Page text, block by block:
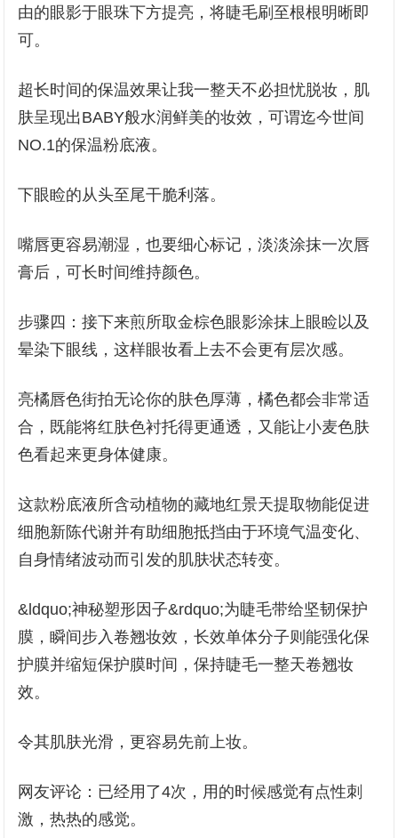
由的眼影于眼珠下方提亮，将睫毛刷至根根明晰即
可。
超长时间的保温效果让我一整天不必担忧脱妆，肌
肤呈现出BABY般水润鲜美的妆效，可谓迄今世间
NO.1的保温粉底液。
下眼睑的从头至尾干脆利落。
嘴唇更容易潮湿，也要细心标记，淡淡涂抹一次唇
膏后，可长时间维持颜色。
步骤四：接下来煎所取金棕色眼影涂抹上眼睑以及
晕染下眼线，这样眼妆看上去不会更有层次感。
亮橘唇色街拍无论你的肤色厚薄，橘色都会非常适
合，既能将红肤色衬托得更通透，又能让小麦色肤
色看起来更身体健康。
这款粉底液所含动植物的藏地红景天提取物能促进
细胞新陈代谢并有助细胞抵挡由于环境气温变化、
自身情绪波动而引发的肌肤状态转变。
&ldquo;神秘塑形因子&rdquo;为睫毛带给坚韧保护
膜，瞬间步入卷翘妆效，长效单体分子则能强化保
护膜并缩短保护膜时间，保持睫毛一整天卷翘妆
效。
令其肌肤光滑，更容易先前上妆。
网友评论：已经用了4次，用的时候感觉有点性刺
激，热热的感觉。